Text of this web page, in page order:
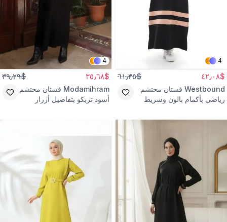
4
$٤٢٫٠٨ $٦١٫٣٥
Westbound فستان محتشم
رياضي بأكمام بالون وشريط
4
$٣٥٫٦٨ $٣٩٫٢٩
Modamihram فستان محتشم
أسود تريكو بتفاصيل أزرار